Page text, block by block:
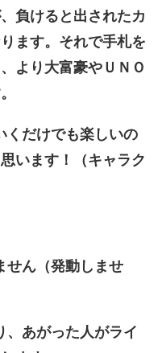
負けると出されたカ
ます。それで手札を
より大富豪やＵＮＯ
くだけでも楽しいの
います！（キャラク
せん（発動しませ
、あがった人がライ